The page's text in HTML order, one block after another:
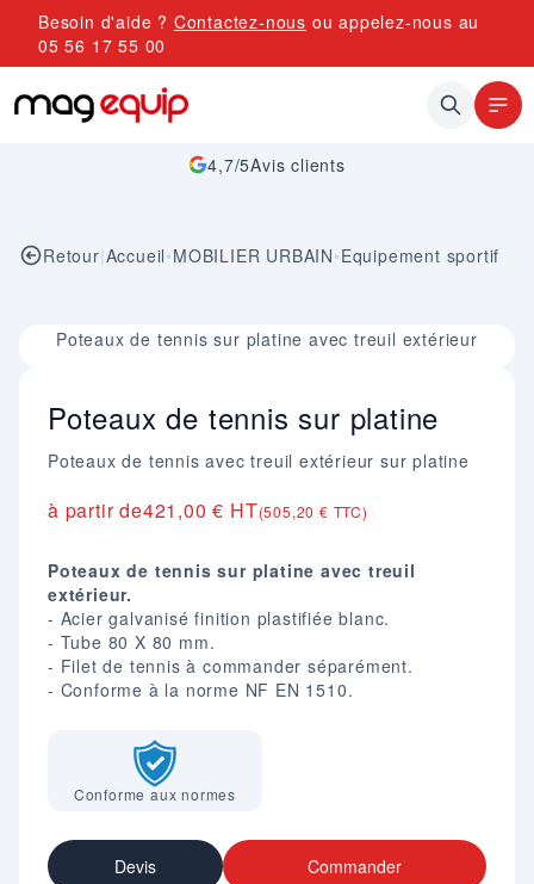
Allez au contenu
Besoin d'aide ? Contactez-nous ou appelez-nous au
05 56 17 55 00
4,7/5Avis clients
Retour|Accueil•MOBILIER URBAIN•Equipement sportif
Image 1 sur 1
Poteaux de tennis sur platine avec treuil extérieur
Poteaux de tennis sur platine
Poteaux de tennis avec treuil extérieur sur platine
à partir de421,00 € HT(505,20 € TTC)
Poteaux de tennis sur platine avec treuil
extérieur.
- Acier galvanisé finition plastifiée blanc.
- Tube 80 X 80 mm.
- Filet de tennis à commander séparément.
- Conforme à la norme NF EN 1510.
Conforme aux normes
Devis Commander